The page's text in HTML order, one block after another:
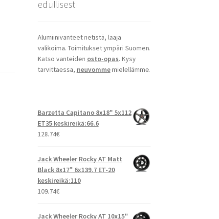
edullisesti
Alumiinivanteet netistä, laaja
valikoima. Toimitukset ympäri Suomen.
Katso vanteiden osto-opas. Kysy
tarvittaessa, neuvommemielellämme.
Barzetta Capitano 8x18" 5x112
ET35 keskireikä:66.6
128.74€
Jack Wheeler Rocky AT Matt
Black 8x17" 6x139.7 ET-20
keskireikä:110
109.74€
Jack Wheeler Rocky AT 10x15"